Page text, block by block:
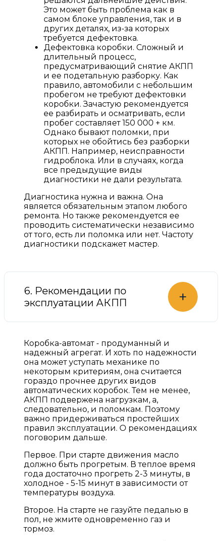
Это может быть проблема как в
самом блоке управления, так и в
других деталях, из-за которых
требуется дефектовка.
Дефектовка коробки. Сложный и
длительный процесс,
предусматривающий снятие АКПП
и ее подетальную разборку. Как
правило, автомобили с небольшим
пробегом не требуют дефектовки
коробки. Зачастую рекомендуется
ее разбирать и осматривать, если
пробег составляет 150 000 + км.
Однако бывают поломки, при
которых не обойтись без разборки
АКПП. Например, неисправности
гидроблока. Или в случаях, когда
все предыдущие виды
диагностики не дали результата.
Диагностика нужна и важна. Она
является обязательным этапом любого
ремонта. Но также рекомендуется ее
проводить систематически независимо
от того, есть ли поломка или нет. Частоту
диагностики подскажет мастер.
6. Рекомендации по
эксплуатации АКПП
+
Коробка-автомат - продуманный и
надежный агрегат. И хоть по надежности
она может уступать механике по
некоторым критериям, она считается
гораздо прочнее других видов
автоматических коробок. Тем не менее,
АКПП подвержена нагрузкам, а,
следовательно, и поломкам. Поэтому
важно придерживаться простейших
правил эксплуатации. О рекомендациях
поговорим дальше.
Первое. При старте движения масло
должно быть прогретым. В теплое время
года достаточно прогреть 2-3 минуты, в
холодное - 5-15 минут в зависимости от
температуры воздуха.
Второе. На старте не газуйте педалью в
пол, не жмите одновременно газ и
тормоз.